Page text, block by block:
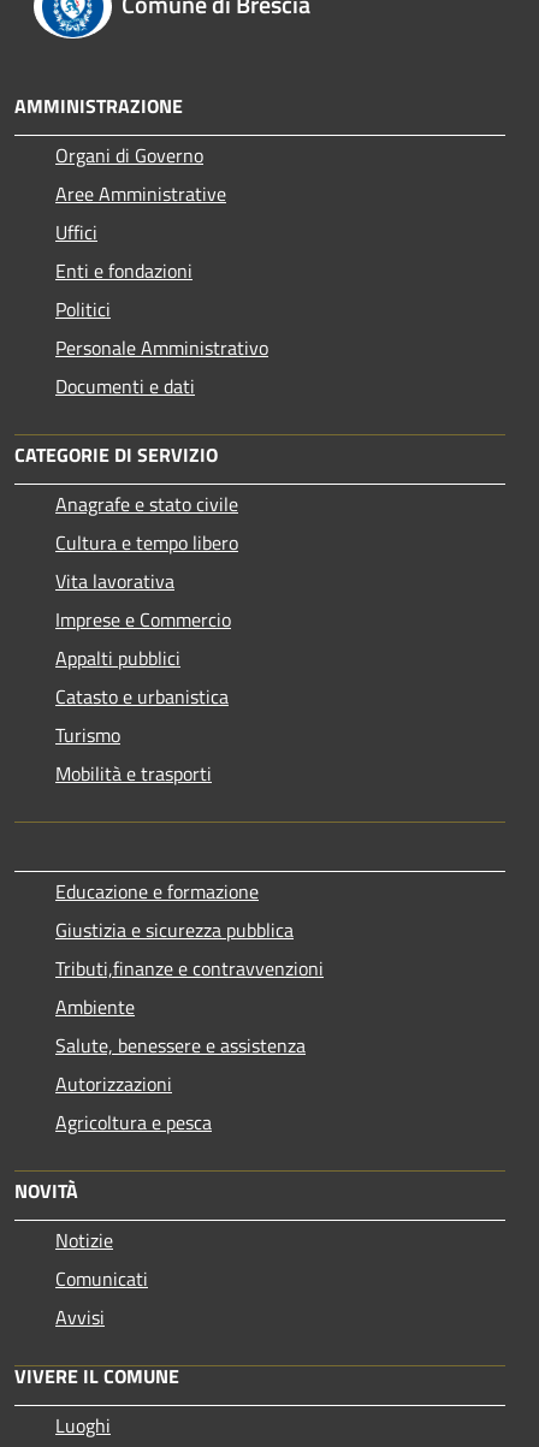
AMMINISTRAZIONE
Organi di Governo
Aree Amministrative
Uffici
Enti e fondazioni
Politici
Personale Amministrativo
Documenti e dati
CATEGORIE DI SERVIZIO
Anagrafe e stato civile
Cultura e tempo libero
Vita lavorativa
Imprese e Commercio
Appalti pubblici
Catasto e urbanistica
Turismo
Mobilità e trasporti
Educazione e formazione
Giustizia e sicurezza pubblica
Tributi,finanze e contravvenzioni
Ambiente
Salute, benessere e assistenza
Autorizzazioni
Agricoltura e pesca
NOVITÀ
Notizie
Comunicati
Avvisi
VIVERE IL COMUNE
Luoghi